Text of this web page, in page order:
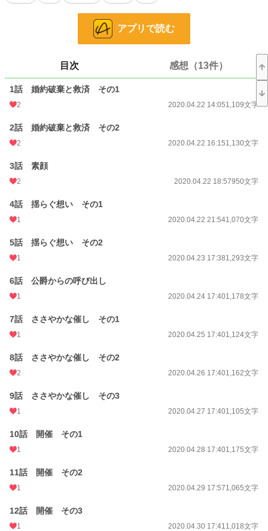
それにしても一方的過ぎる婚約破棄にファリーナは強い悲しみを覚えた。
「気にすることはないぞ、オルスト嬢よ。外見でしか判断しないのは貴族として
なんと求婚してきたのは若き公爵、ハンニバル・ライジングではないか。そし
て、彼女はハンニバルの気持ちに応えるべく前髪を上げる決意を示す。そこに
お気に入り
24h.ポイント 42 pt
文字数
更新日時 2020.06.24 21:11
初回公開日時
初回完結日時 2020.06.24 21:12
月間ポイント 217 pt (49,648 位)
アプリで読む
目次 感想（13件）
1話 婚約破棄と救済 その1
2 2020.04.22 14:051,109文字
2話 婚約破棄と救済 その2
2 2020.04.22 16:151,130文字
3話 素顔
2 2020.04.22 18:57950文字
4話 揺らぐ想い その1
1 2020.04.22 21:541,070文字
5話 揺らぐ想い その2
1 2020.04.23 17:381,293文字
6話 公爵からの呼び出し
1 2020.04.24 17:401,178文字
7話 ささやかな催し その1
1 2020.04.25 17:401,124文字
8話 ささやかな催し その2
2 2020.04.26 17:401,162文字
9話 ささやかな催し その3
1 2020.04.27 17:401,105文字
10話 開催 その1
1 2020.04.28 17:401,175文字
11話 開催 その2
1 2020.04.29 17:571,065文字
12話 開催 その3
1 2020.04.30 17:411,018文字